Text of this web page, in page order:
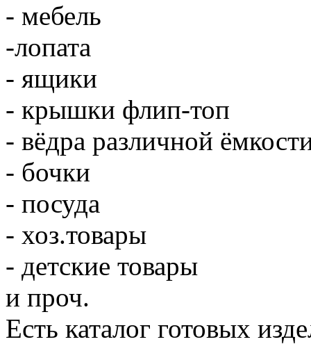
- мебель
-лопата
- ящики
- крышки флип-топ
- вёдра различной
- бочки
- посуда
- хоз.товары
- детские товары
и проч.
Есть каталог готовых